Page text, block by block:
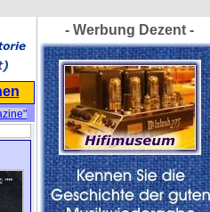
- Werbung Dezent -